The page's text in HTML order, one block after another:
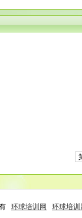
环球培训网 环球培训